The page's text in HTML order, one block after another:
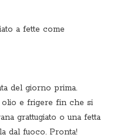
a fette come
del giorno prima.
olio e frigere fin che si
grattugiato o una fetta
dal fuoco. Pronta!